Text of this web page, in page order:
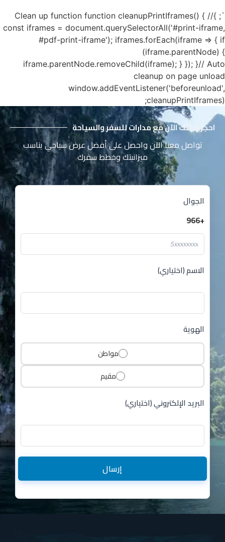
`; }// Clean up function function cleanupPrintIframes() {
const iframes = document.querySelectorAll('#print-iframe,
#pdf-print-iframe'); iframes.forEach(iframe => { if
(iframe.parentNode) {
iframe.parentNode.removeChild(iframe); } }); }// Auto
cleanup on page unload
window.addEventListener('beforeunload',
cleanupPrintIframes);
احجز رحلتك الآن مع مدارات للسفر والسياحة
تواصل معنا الآن واحصل على أفضل عرض سياحي يناسب
ميزانيتك وخطط سفرك
الجوال
+966
الاسم (اختياري)
الهوية
مواطن
مقيم
البريد الإلكتروني (اختياري)
إرسال